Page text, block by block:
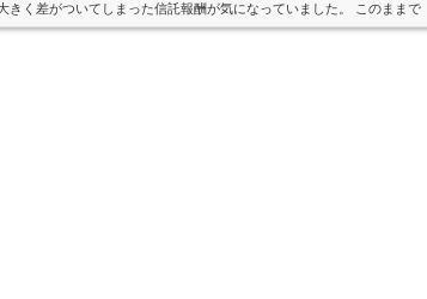
きく差がついてしまった信託報酬が気になっていました。 このままで
気持ちよく投資が出来ない。 これ以上待てないという事で、ついにeM